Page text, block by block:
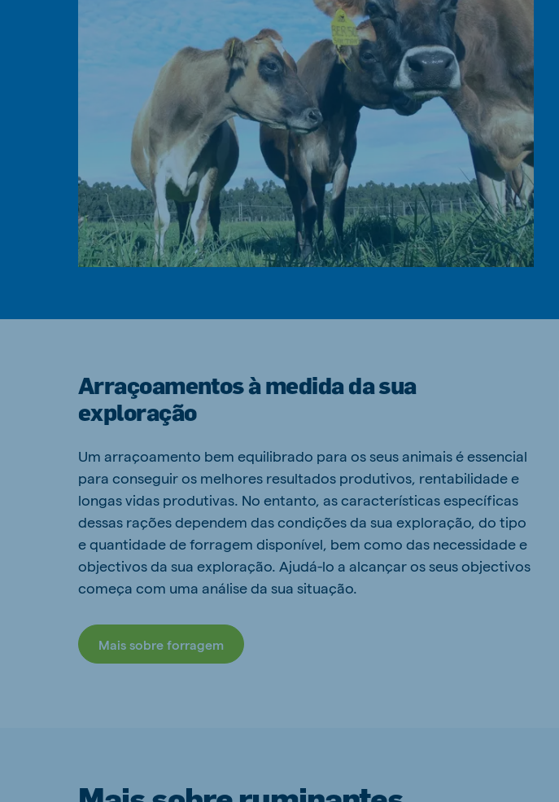
Arraçoamentos à medida da sua
exploração
Um arraçoamento bem equilibrado para os seus animais é essencial
para conseguir os melhores resultados produtivos, rentabilidade e
longas vidas produtivas. No entanto, as características específicas
dessas rações dependem das condições da sua exploração, do tipo
e quantidade de forragem disponível, bem como das necessidade e
objectivos da sua exploração. Ajudá-lo a alcançar os seus objectivos
começa com uma análise da sua situação.
Mais sobre forragem